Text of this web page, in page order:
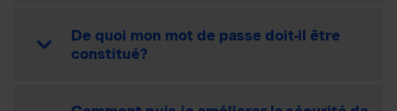
De quoi mon mot de passe doit-il être
constitué?